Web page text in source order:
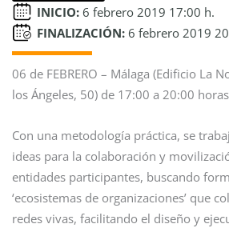
INICIO: 6 febrero 2019 17:00 h.
FINALIZACIÓN: 6 febrero 2019
06 de FEBRERO – Málaga (Edificio La
los Ángeles, 50) de 17:00 a 20:00
Con una metodología práctica, se
ideas para la colaboración y
entidades participantes, buscando
‘ecosistemas de organizaciones’ que
redes vivas, facilitando el diseño y